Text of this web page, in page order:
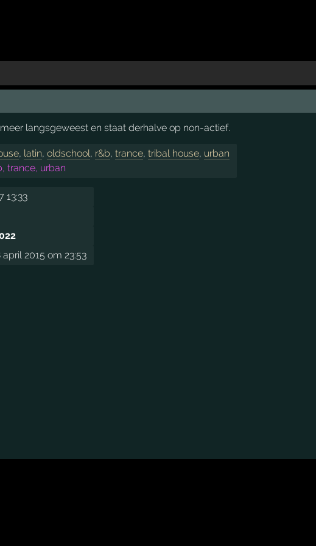
langsgeweest en staat derhalve op non-actief.
, latin,oldschool, r&b,trance,tribal house, urban
trance, urban
13:33
2015 om 23:53